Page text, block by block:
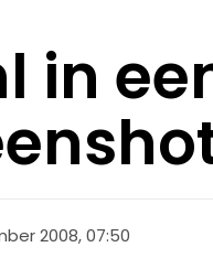
in
2008, 07:50